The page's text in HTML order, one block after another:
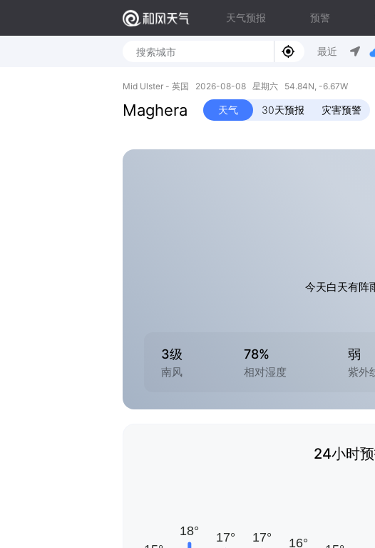
天气预报 预警
最近
Mid Ulster - 英国 2026-08-08 星期六 54.84N, -6.67W
Maghera 天气 30天预报 灾害预警
今天白天有阵
3级
南风
78%
相对湿度
弱
紫外
24小时